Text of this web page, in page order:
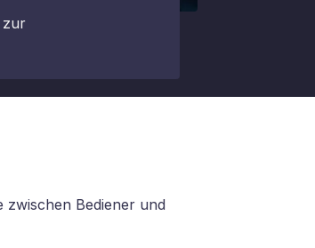
zur
zwischen Bediener und